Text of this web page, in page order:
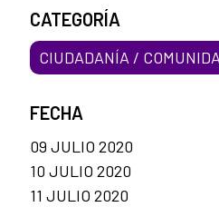
CATEGORÍA
CIUDADANÍA /
FECHA
09 JULIO 2020
10 JULIO 2020
11 JULIO 2020